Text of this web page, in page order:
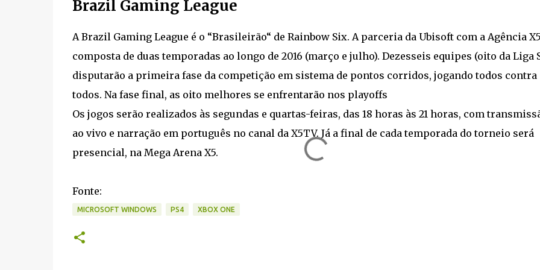
Brazil Gaming League
A Brazil Gaming League é o “Brasileirão“ de Rainbow Six. A parceria da Ubisoft com a Agência
composta de duas temporadas ao longo de 2016 (março e julho). Dezesseis equipes (oito da Liga
disputarão a primeira fase da competição em sistema de pontos corridos, jogando todos contra
todos. Na fase final, as oito melhores se enfrentarão nos playoffs
Os jogos serão realizados às segundas e quartas-feiras, das 18 horas às 21 horas, com
ao vivo e narração em português no canal da X5TV. Já a final de cada temporada do torneio será
presencial, na Mega Arena X5.
Fonte:
MICROSOFT WINDOWS PS4 XBOX ONE